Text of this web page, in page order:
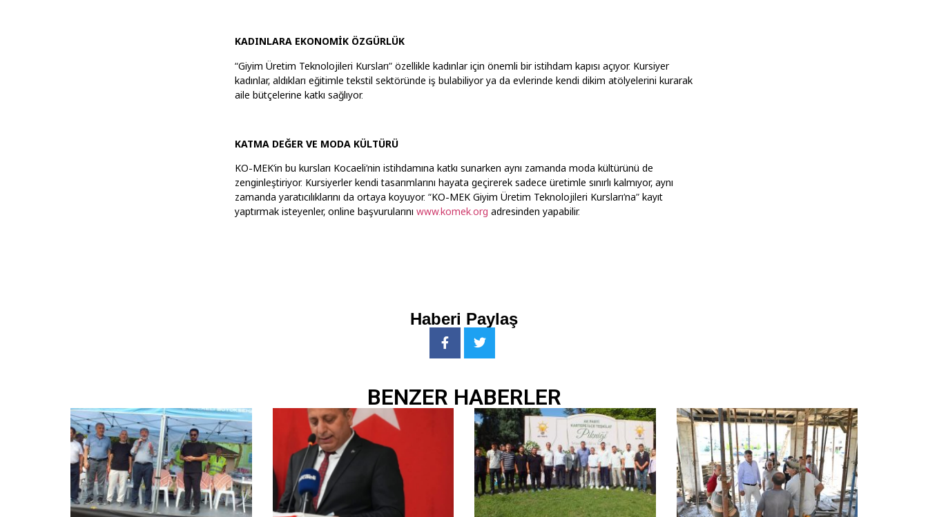
KADINLARA EKONOMİK ÖZGÜRLÜK
“Giyim Üretim Teknolojileri Kursları” özellikle kadınlar için önemli bir istihdam kapısı açıyor. Kursiyer
kadınlar, aldıkları eğitimle tekstil sektöründe iş bulabiliyor ya da evlerinde kendi dikim atölyelerini kurarak
aile bütçelerine katkı sağlıyor.
KATMA DEĞER VE MODA KÜLTÜRÜ
KO-MEK’in bu kursları Kocaeli’nin istihdamına katkı sunarken aynı zamanda moda kültürünü de
zenginleştiriyor. Kursiyerler kendi tasarımlarını hayata geçirerek sadece üretimle sınırlı kalmıyor, aynı
zamanda yaratıcılıklarını da ortaya koyuyor. “KO-MEK Giyim Üretim Teknolojileri Kursları’na” kayıt
yaptırmak isteyenler, online başvurularını www.komek.org adresinden yapabilir.
Haberi Paylaş
BENZER HABERLER